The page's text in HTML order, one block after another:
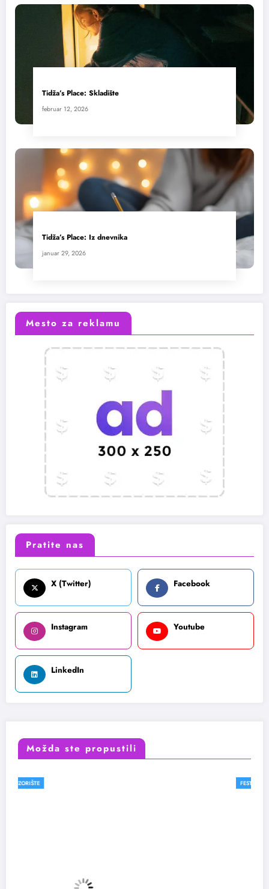
Tidža’s Place: Skladište
februar 12, 2026
Tidža’s Place: Iz dnevnika
januar 29, 2026
Mesto za reklamu
Pratite nas
X (Twitter) Facebook
Instagram Youtube
LinkedIn
Možda ste propustili